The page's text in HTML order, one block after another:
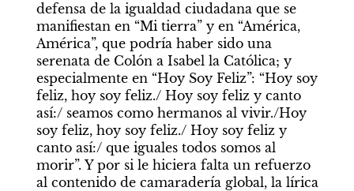
defensa de la igualdad ciudadana que se
manifiestan en “Mi tierra” y en “América,
América”, que podría haber sido una
serenata de Colón a Isabel la Católica; y
especialmente en “Hoy Soy Feliz”: “Hoy soy
feliz, hoy soy feliz./ Hoy soy feliz y canto
así:/ seamos como hermanos al vivir./Hoy
soy feliz, hoy soy feliz./ Hoy soy feliz y
canto así:/ que iguales todos somos al
morir”. Y por si le hiciera falta un refuerzo
al contenido de camaradería global, la lírica